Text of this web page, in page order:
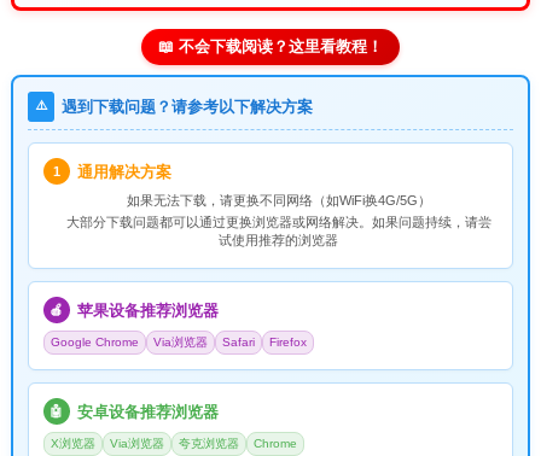
📖 不会下载阅读？这里看教程！
⚠️ 遇到下载问题？请参考以下解决方案
1 通用解决方案
如果无法下载，请更换不同网络（如WiFi换4G/5G）
大部分下载问题都可以通过更换浏览器或网络解决。如果问题持续，请尝
试使用推荐的浏览器
🍎 苹果设备推荐浏览器
Google Chrome Via浏览器 Safari Firefox
🤖 安卓设备推荐浏览器
X浏览器 Via浏览器 夸克浏览器 Chrome